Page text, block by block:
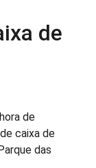
de
de
caixa de
das